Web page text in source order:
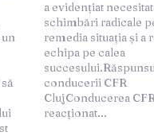
reacționat...